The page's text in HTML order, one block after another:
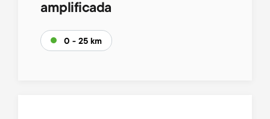
amplificada
0 - 25 km